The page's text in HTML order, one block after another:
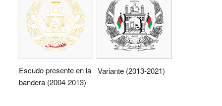
Escudo presente en la
bandera (2004-2013)
Variante (2013-2021)